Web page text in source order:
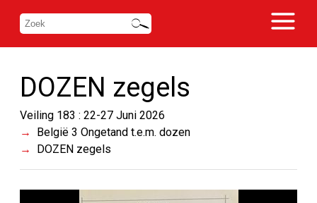
DOZEN zegels
Veiling 183 : 22-27 Juni 2026
België 3 Ongetand t.e.m. dozen
DOZEN zegels